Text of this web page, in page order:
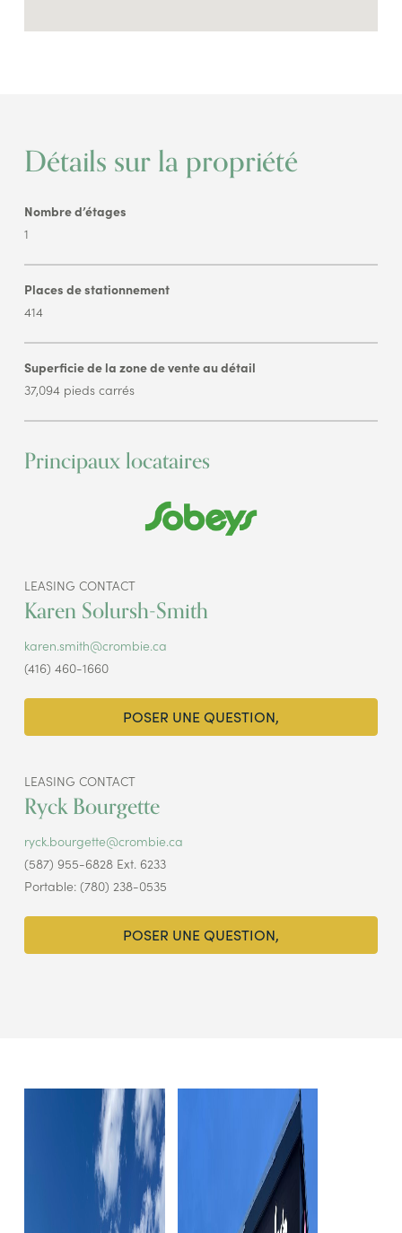
Détails sur la propriété
Nombre d’étages
1
Places de stationnement
414
Superficie de la zone de vente au détail
37,094 pieds carrés
Principaux locataires
LEASING CONTACT
Karen Solursh-Smith
karen.smith@crombie.ca
(416) 460-1660
POSER UNE QUESTION,
LEASING CONTACT
Ryck Bourgette
ryck.bourgette@crombie.ca
(587) 955-6828 Ext. 6233
Portable: (780) 238-0535
POSER UNE QUESTION,